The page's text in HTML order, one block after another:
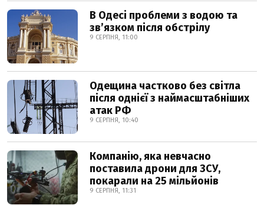
В Одесі проблеми з водою та
звʼязком після обстрілу
9 СЕРПНЯ, 11:00
Одещина частково без світла
після однієї з наймасштабніших
атак РФ
9 СЕРПНЯ, 10:40
Компанію, яка невчасно
поставила дрони для ЗСУ,
покарали на 25 мільйонів
9 СЕРПНЯ, 11:31